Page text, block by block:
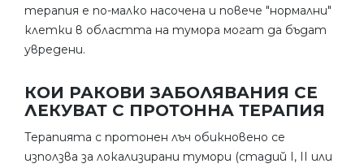
терапия е по-малко насочена и повече "нормални"
клетки в областта на тумора могат да бъдат
увредени.
КОИ РАКОВИ ЗАБОЛЯВАНИЯ СЕ
ЛЕКУВАТ С ПРОТОННА ТЕРАПИЯ
Терапията с протонен лъч обикновено се
използва за локализирани тумори (стадий I, II или